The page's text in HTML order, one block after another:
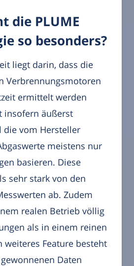
die PLUME
so besonders?
liegt darin, dass die
Verbrennungsmotoren
ermittelt werden
insofern äußerst
die vom Hersteller
meistens nur
basieren. Diese
sehr stark von den
ab. Zudem
realen Betrieb völlig
als in einem reinen
weiteres Feature besteht
Daten